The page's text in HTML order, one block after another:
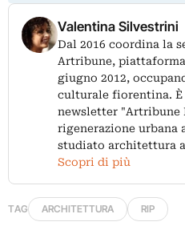
Valentina Silvestrini
Dal 2016 coordina la
Artribune,
giugno 2012,
culturale fiorentina.
newsletter "Artribune
rigenerazione urbana
studiato architettura
Scopri di più
TAG ARCHITETTURA RIP